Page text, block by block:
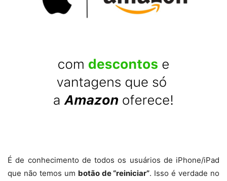
É de conhecimento de todos os usuários de iPhone/iPad
que não temos um botão de “reiniciar”. Isso é verdade no